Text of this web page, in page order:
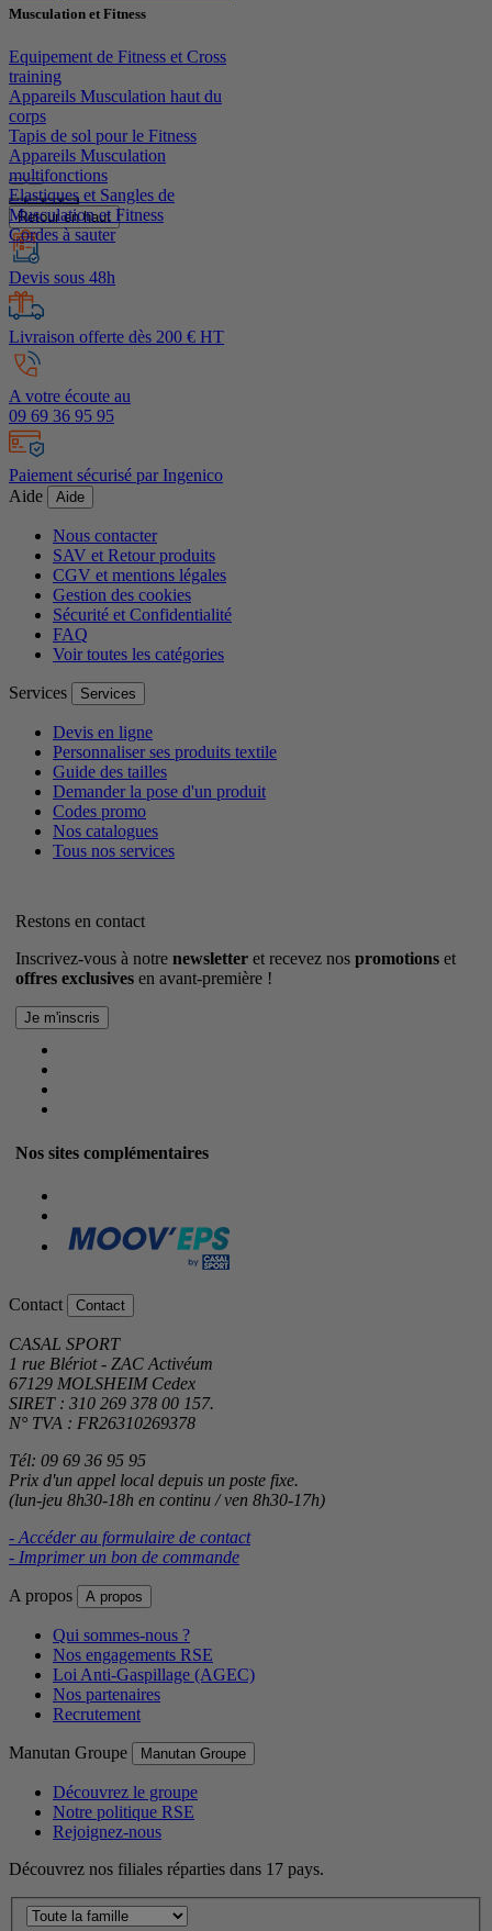
Musculation et Fitness
Equipement de Fitness et Cross
training
Appareils Musculation haut du
corps
Tapis de sol pour le Fitness
Appareils Musculation
multifonctions
Elastiques et Sangles de
Musculation et Fitness
Cordes à sauter
Retour en haut
Devis sous 48h
Livraison offerte dès 200 € HT
A votre écoute au
09 69 36 95 95
Paiement sécurisé par Ingenico
Aide
Aide
Nous contacter
SAV et Retour produits
CGV et mentions légales
Gestion des cookies
Sécurité et Confidentialité
FAQ
Voir toutes les catégories
Services Services
Devis en ligne
Personnaliser ses produits textile
Guide des tailles
Demander la pose d'un produit
Codes promo
Nos catalogues
Tous nos services
Restons en contact
Inscrivez-vous à notre newsletter et recevez nos promotions et
offres exclusives en avant-première !
Nos sites complémentaires
Contact Contact
CASAL SPORT
1 rue Blériot - ZAC Activéum
67129 MOLSHEIM Cedex
SIRET : 310 269 378 00 157.
N° TVA : FR26310269378
Tél: 09 69 36 95 95
Prix d'un appel local depuis un poste fixe.
(lun-jeu 8h30-18h en continu / ven 8h30-17h)
- Accéder au formulaire de contact
- Imprimer un bon de commande
A propos A propos
Qui sommes-nous ?
Nos engagements RSE
Loi Anti-Gaspillage (AGEC)
Nos partenaires
Recrutement
Manutan Groupe Manutan Groupe
Découvrez le groupe
Notre politique RSE
Rejoignez-nous
Découvrez nos filiales réparties dans 17 pays.